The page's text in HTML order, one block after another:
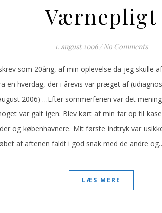
Værnepligt
1. august 2006 / No Comments
som 20årig, af min oplevelse da jeg skulle
hverdag, der i årevis var præget af
2006) …Efter sommerferien var det
var galt igen. Blev kørt af min far op til
og københavnere. Mit første indtryk var
af aftenen faldt i god snak med de andre
LÆS MERE